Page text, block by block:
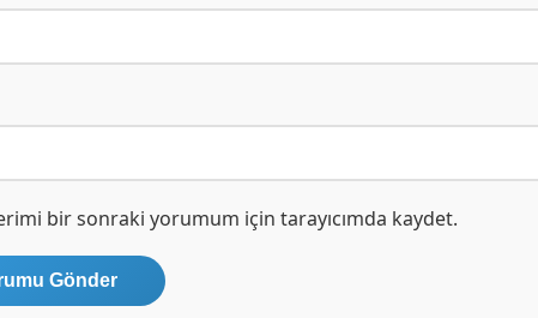
bir sonraki yorumum için tarayıcımda kaydet.